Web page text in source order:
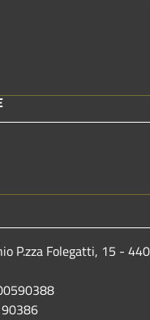
P.zza Folegatti, 15 -